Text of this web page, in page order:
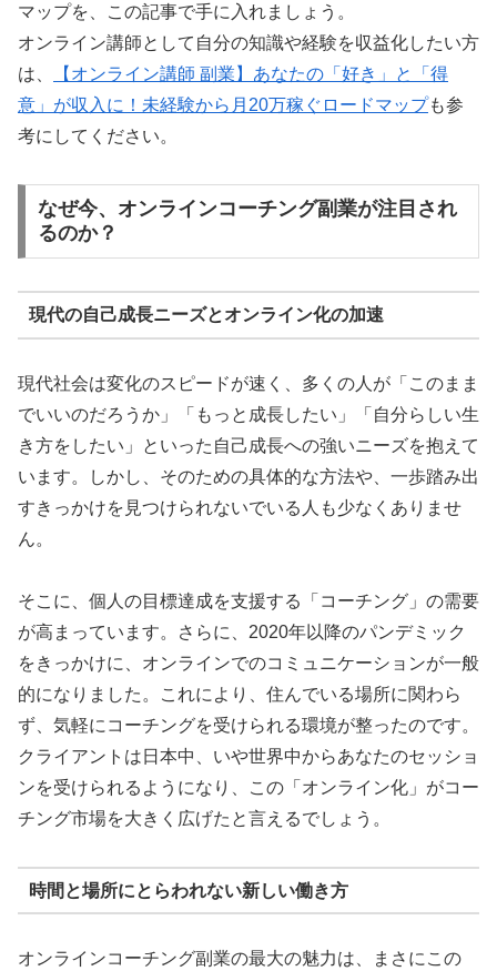
マップを、この記事で手に入れましょう。
オンライン講師として自分の知識や経験を収益化したい方
は、
【オンライン講師 副業】あなたの「好き」と「得
意」が収入に！未経験から月20万稼ぐロードマップも参
考にしてください。
なぜ今、オンラインコーチング副業が注目され
るのか？
現代の自己成長ニーズとオンライン化の加速
現代社会は変化のスピードが速く、多くの人が「このまま
でいいのだろうか」「もっと成長したい」「自分らしい生
き方をしたい」といった自己成長への強いニーズを抱えて
います。しかし、そのための具体的な方法や、一歩踏み出
すきっかけを見つけられないでいる人も少なくありませ
ん。
そこに、個人の目標達成を支援する「コーチング」の需要
が高まっています。さらに、2020年以降のパンデミック
をきっかけに、オンラインでのコミュニケーションが一般
的になりました。これにより、住んでいる場所に関わら
ず、気軽にコーチングを受けられる環境が整ったのです。
クライアントは日本中、いや世界中からあなたのセッショ
ンを受けられるようになり、この「オンライン化」がコー
チング市場を大きく広げたと言えるでしょう。
時間と場所にとらわれない新しい働き方
オンラインコーチング副業の最大の魅力は、まさにこの